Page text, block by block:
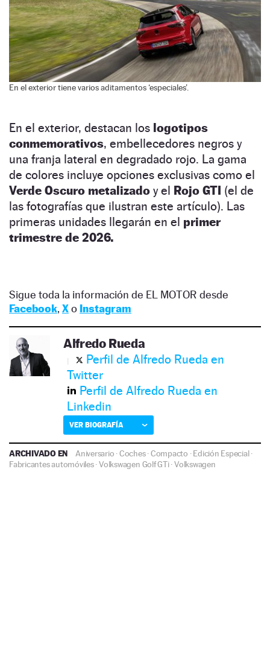
En el exterior tiene varios aditamentos ‘especiales’.
En el exterior, destacan los logotipos
conmemorativos, embellecedores negros y
una franja lateral en degradado rojo. La gama
de colores incluye opciones exclusivas como el
Verde Oscuro metalizado y el Rojo GTI (el de
las fotografías que ilustran este artículo). Las
primeras unidades llegarán en el primer
trimestre de 2026.
Sigue toda la información de EL MOTOR desde
Facebook, Xo Instagram
Alfredo Rueda
Perfil de Alfredo Rueda en
Twitter
Perfil de Alfredo Rueda en
Linkedin
VER BIOGRAFÍA
ARCHIVADO EN Aniversario ·Coches·Compacto ·Edición Especial·
Fabricantes automóviles·Volkswagen Golf GTi·Volkswagen